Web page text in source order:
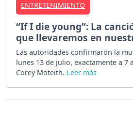
ENTRETENIMIENTO
“If I die young”: La
que llevaremos en
Las autoridades confirmaron la
lunes 13 de julio, exactamente a 7
Corey Moteith.